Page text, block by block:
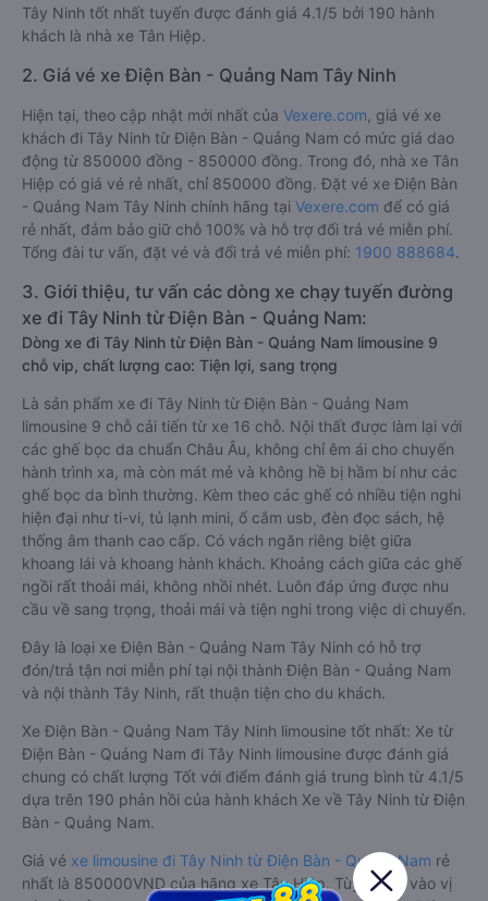
Tây Ninh tốt nhất tuyến được đánh giá 4.1/5 bởi 190 hành
khách là nhà xe Tân Hiệp.
2. Giá vé xe Điện Bàn - Quảng Nam Tây Ninh
Hiện tại, theo cập nhật mới nhất của Vexere.com , giá vé xe
khách đi Tây Ninh từ Điện Bàn - Quảng Nam có mức giá dao
động từ 850000 đồng - 850000 đồng. Trong đó, nhà xe Tân
Hiệp có giá vé rẻ nhất, chỉ 850000 đồng. Đặt vé xe Điện Bàn
- Quảng Nam Tây Ninh chính hãng tại Vexere.com để có giá
rẻ nhất, đảm bảo giữ chỗ 100% và hỗ trợ đổi trả vé miễn phí.
Tổng đài tư vấn, đặt vé và đổi trả vé miễn phí: 1900 888684.
3. Giới thiệu, tư vấn các dòng xe chạy tuyến đường
xe đi Tây Ninh từ Điện Bàn - Quảng Nam:
Dòng xe đi Tây Ninh từ Điện Bàn - Quảng Nam limousine 9
chỗ vip, chất lượng cao: Tiện lợi, sang trọng
Là sản phẩm xe đi Tây Ninh từ Điện Bàn - Quảng Nam
limousine 9 chỗ cải tiến từ xe 16 chỗ. Nội thất được làm lại với
các ghế bọc da chuẩn Châu Âu, không chỉ êm ái cho chuyến
hành trình xa, mà còn mát mẻ và không hề bị hầm bí như các
ghế bọc da bình thường. Kèm theo các ghế có nhiều tiện nghi
hiện đại như ti-vi, tủ lạnh mini, ổ cắm usb, đèn đọc sách, hệ
thống âm thanh cao cấp. Có vách ngăn riêng biệt giữa
khoang lái và khoang hành khách. Khoảng cách giữa các ghế
ngồi rất thoải mái, không nhồi nhét. Luôn đáp ứng được nhu
cầu về sang trọng, thoải mái và tiện nghi trong việc di chuyển.
Đây là loại xe Điện Bàn - Quảng Nam Tây Ninh có hỗ trợ
đón/trả tận nơi miễn phí tại nội thành Điện Bàn - Quảng Nam
và nội thành Tây Ninh, rất thuận tiện cho du khách.
Xe Điện Bàn - Quảng Nam Tây Ninh limousine tốt nhất: Xe từ
Điện Bàn - Quảng Nam đi Tây Ninh limousine được đánh giá
chung có chất lượng Tốt với điểm đánh giá trung bình từ 4.1/5
dựa trên 190 phản hồi của hành khách Xe về Tây Ninh từ Điện
Bàn - Quảng Nam.
Giá vé xe limousine đi Tây Ninh từ Điện Bàn - Quảng Nam rẻ
nhất là 850000VND của hãng xe Tân Hiệp. Tùy thuộc vào vị